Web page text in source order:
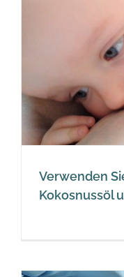
Verwenden
Kokosnussöl